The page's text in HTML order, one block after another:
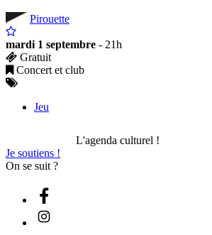
Pirouette
mardi 1 septembre - 21h
Gratuit
Concert et club
Jeu
L'agenda culturel !
Je soutiens !
On se suit ?